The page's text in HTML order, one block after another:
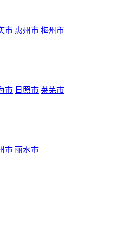
市 惠州市 梅州市
市 日照市 莱芜市
市 丽水市